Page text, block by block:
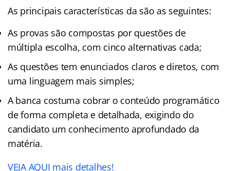
As principais características da são as seguintes:
As provas são compostas por questões de
múltipla escolha, com cinco alternativas cada;
As questões tem enunciados claros e diretos, com
uma linguagem mais simples;
A banca costuma cobrar o conteúdo programático
de forma completa e detalhada, exigindo do
candidato um conhecimento aprofundado da
matéria.
VEJA AQUI mais detalhes!